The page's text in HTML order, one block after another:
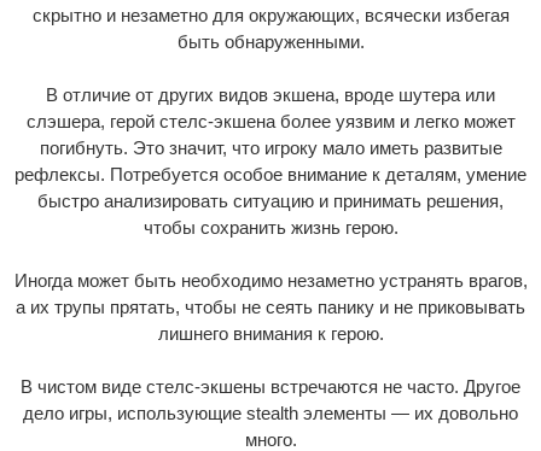
скрытно и незаметно для окружающих, всячески избегая
быть обнаруженными.
В отличие от других видов экшена, вроде шутера или
слэшера, герой стелс-экшена более уязвим и легко может
погибнуть. Это значит, что игроку мало иметь развитые
рефлексы. Потребуется особое внимание к деталям, умение
быстро анализировать ситуацию и принимать решения,
чтобы сохранить жизнь герою.
Иногда может быть необходимо незаметно устранять врагов,
а их трупы прятать, чтобы не сеять панику и не приковывать
лишнего внимания к герою.
В чистом виде стелс-экшены встречаются не часто. Другое
дело игры, использующие stealth элементы — их довольно
много.